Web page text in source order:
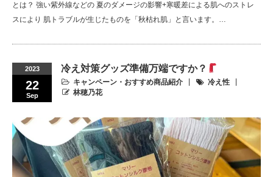
とは？ 強い紫外線などの 夏のダメージの影響+寒暖差による肌へのストレ
スにより 肌トラブルが生じたものを「秋枯れ肌」と言います。…
2023
22
Sep
冷え対策グッズ準備万端ですか？
キャンペーン・おすすめ商品紹介
冷え性
林穂乃花